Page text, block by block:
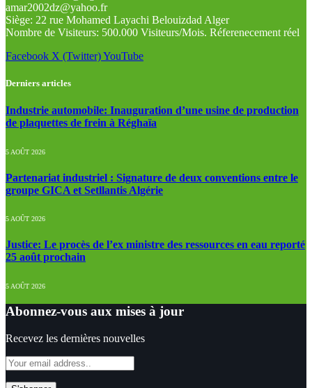
amar2002dz@yahoo.fr
Siège: 22 rue Mohamed Layachi Belouizdad Alger
Nombre de Visiteurs: 500.000 Visiteurs/Mois. Réferenecement réel
Facebook X (Twitter)YouTube
Derniers articles
Industrie automobile: Inauguration d’une usine de production
de plaquettes de frein à Réghaïa
5 AOÛT 2026
Partenariat industriel : Signature de deux conventions entre le
groupe GICA et Setllantis Algérie
5 AOÛT 2026
Justice: Le procès de l’ex ministre des ressources en eau reporté
25 août prochain
5 AOÛT 2026
Abonnez-vous aux mises à jour
Recevez les dernières nouvelles